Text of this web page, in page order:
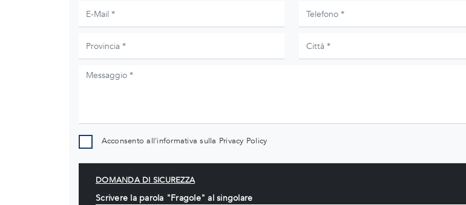
Acconsento all'informativa sulla Privacy Policy
DOMANDA DI SICUREZZA
Scrivere la parola "Fragole" al singolare